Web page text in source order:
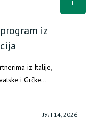
iz
iz Italije,
i Grčke…
ЈУЛ 14, 2026